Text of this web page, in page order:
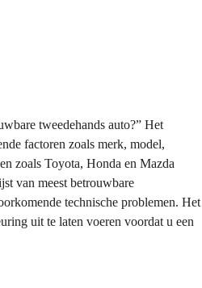
tweedehands auto?” Het
factoren zoals merk, model,
zoals Toyota, Honda en Mazda
van meest betrouwbare
technische problemen. Het
uit te laten voeren voordat u een